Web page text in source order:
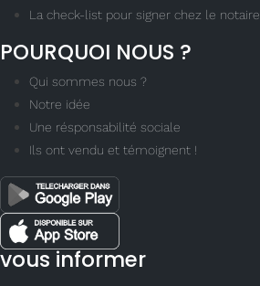
La check-list pour signer chez le notaire
POURQUOI NOUS ?
Qui sommes nous ?
Notre idée
Une résponsabilité sociale
Ils ont vendu et témoignent !
vous informer